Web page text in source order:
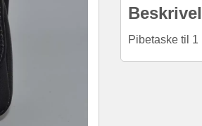
Pibetaske til